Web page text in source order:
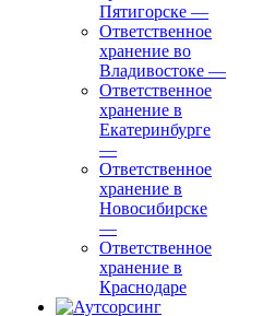
Пятигорске —
Ответственное
хранение во
Владивостоке —
Ответственное
хранение в
Екатеринбурге
—
Ответственное
хранение в
Новосибирске
—
Ответственное
хранение в
Краснодаре